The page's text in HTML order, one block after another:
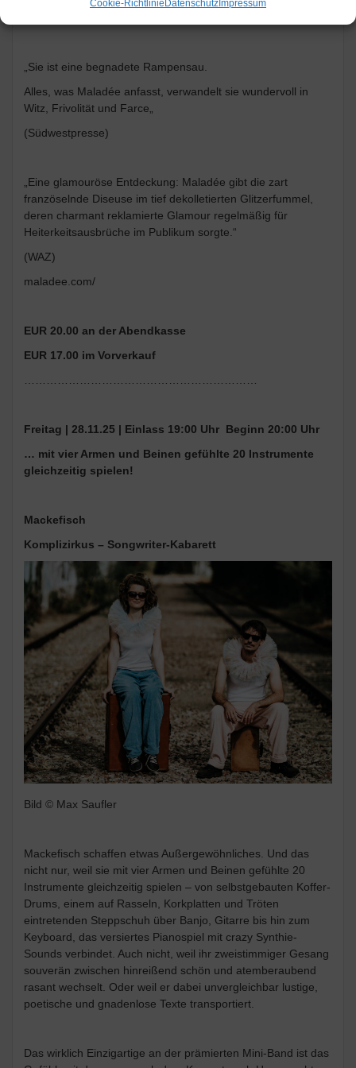
Cookie-RichtlinieDatenschutzImpressum
„Sie ist eine begnadete Rampensau.
Alles, was Maladée anfasst, verwandelt sie wundervoll in
Witz, Frivolität und Farce„
(Südwestpresse)
„Eine glamouröse Entdeckung: Maladée gibt die zart
französelnde Diseuse im tief dekolletierten Glitzerfummel,
deren charmant reklamierte Glamour regelmäßig für
Heiterkeitsausbrüche im Publikum sorgte.“
(WAZ)
maladee.com/
EUR 20.00 an der Abendkasse
EUR 17.00 im Vorverkauf
Freitag | 28.11.25 | Einlass 19:00 Uhr Beginn 20:00 Uhr
… mit vier Armen und Beinen gefühlte 20 Instrumente
gleichzeitig spielen!
Mackefisch
Komplizirkus – Songwriter-Kabarett
Bild © Max Saufler
Mackefisch schaffen etwas Außergewöhnliches. Und das
nicht nur, weil sie mit vier Armen und Beinen gefühlte 20
Instrumente gleichzeitig spielen – von selbstgebauten Koffer-
Drums, einem auf Rasseln, Korkplatten und Tröten
eintretenden Steppschuh über Banjo, Gitarre bis hin zum
Keyboard, das versiertes Pianospiel mit crazy Synthie-
Sounds verbindet. Auch nicht, weil ihr zweistimmiger Gesang
souverän zwischen hinreißend schön und atemberaubend
rasant wechselt. Oder weil er dabei unvergleichbar lustige,
poetische und gnadenlose Texte transportiert.
Das wirklich Einzigartige an der prämierten Mini-Band ist das